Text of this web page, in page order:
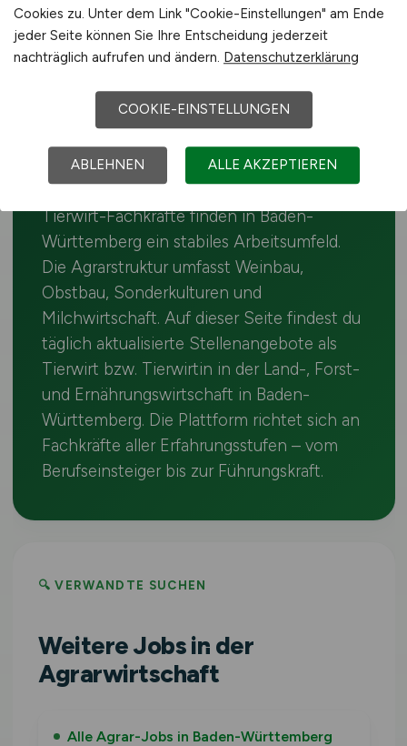
TIERWIRT · BADEN-WÜRTTEMBERG
Tierwirt bzw. Tierwirtin –
Jobs in Baden-
Württemberg
Tierwirt-Fachkräfte finden in Baden-
Württemberg ein stabiles Arbeitsumfeld.
Die Agrarstruktur umfasst Weinbau,
Obstbau, Sonderkulturen und
Milchwirtschaft. Auf dieser Seite findest du
täglich aktualisierte Stellenangebote als
Tierwirt bzw. Tierwirtin in der Land-, Forst-
und Ernährungswirtschaft in Baden-
Württemberg. Die Plattform richtet sich an
Fachkräfte aller Erfahrungsstufen – vom
Berufseinsteiger bis zur Führungskraft.
🔍 VERWANDTE SUCHEN
Weitere Jobs in der
Agrarwirtschaft
Alle Agrar-Jobs in Baden-Württemberg
Cookies zu. Unter dem Link "Cookie-Einstellungen" am Ende
jeder Seite können Sie Ihre Entscheidung jederzeit
nachträglich aufrufen und ändern. Datenschutzerklärung
COOKIE-EINSTELLUNGEN
ABLEHNEN ALLE AKZEPTIEREN